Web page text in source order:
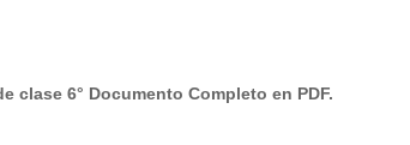
clase 6° Documento Completo en PDF.